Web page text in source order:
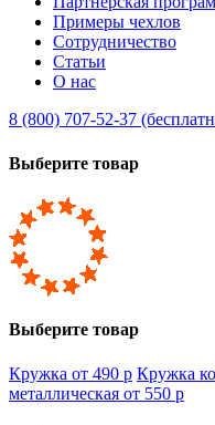
Примеры чехлов
Сотрудничество
Статьи
О нас
8 (800) 707-52-37
Выберите товар
Выберите товар
Кружка от 490 p Кружка
металлическая от 550 p